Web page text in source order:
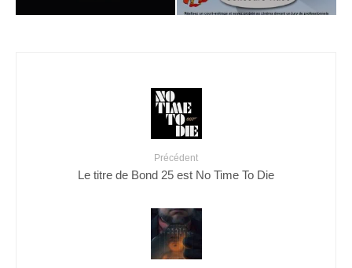
Précédent
Le titre de Bond 25 est No Time To Die